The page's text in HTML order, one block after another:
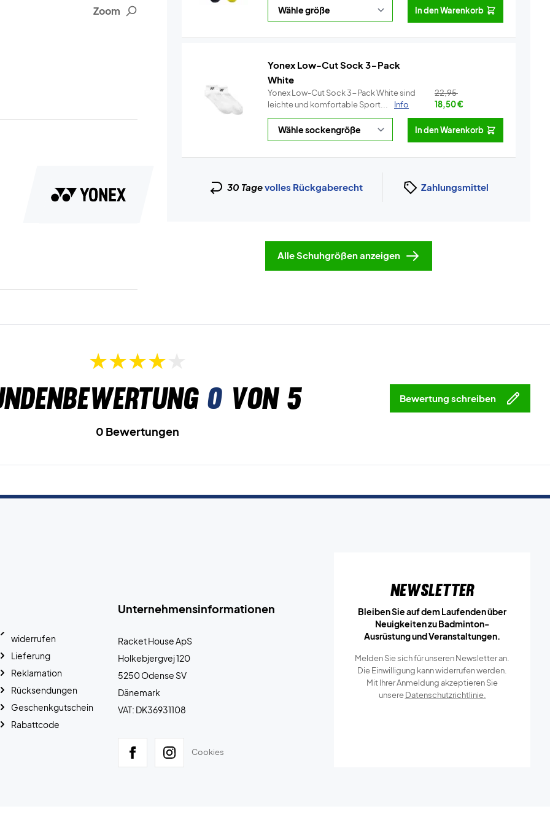
Zoom In den Warenkorb
Yonex Low-Cut Sock 3-Pack
White
Yonex Low-Cut Sock 3-Pack White sind
leichte und komfortable Sport...
Info
22,95
18,50€
In den Warenkorb
30 Tagevolles Rückgaberecht Zahlungsmittel
Alle Schuhgrößen anzeigen
0von 5 Bewertung schreiben
0 Bewertungen
Unternehmensinformationen
Racket House ApS
Holkebjergvej 120
5250 Odense SV
Dänemark
VAT: DK36931108
Cookies
widerrufen
Lieferung
Reklamation
Rücksendungen
Geschenkgutschein
Rabattcode
Newsletter
Bleiben Sie auf dem Laufenden über
Neuigkeiten zu Badminton-
Ausrüstung und Veranstaltungen.
Melden Sie sich für unseren Newsletter an.
Die Einwilligung kann widerrufen werden.
Mit Ihrer Anmeldung akzeptieren Sie
unsereDatenschutzrichtlinie.